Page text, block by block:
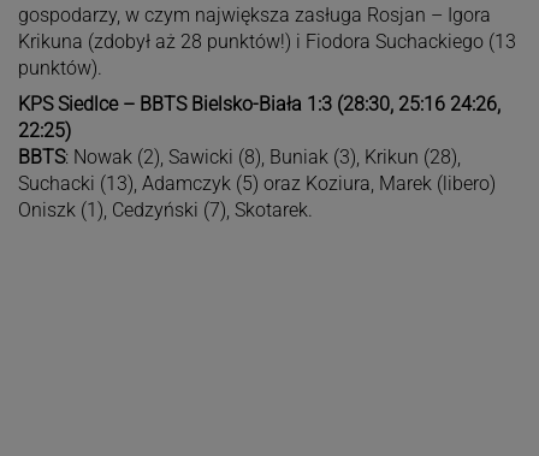
gospodarzy, w czym największa zasługa Rosjan – Igora
Krikuna (zdobył aż 28 punktów!) i Fiodora Suchackiego (13
punktów).
KPS Siedlce – BBTS Bielsko-Biała 1:3 (28:30, 25:16 24:26,
22:25)
BBTS: Nowak (2), Sawicki (8), Buniak (3), Krikun (28),
Suchacki (13), Adamczyk (5) oraz Koziura, Marek (libero)
Oniszk (1), Cedzyński (7), Skotarek.